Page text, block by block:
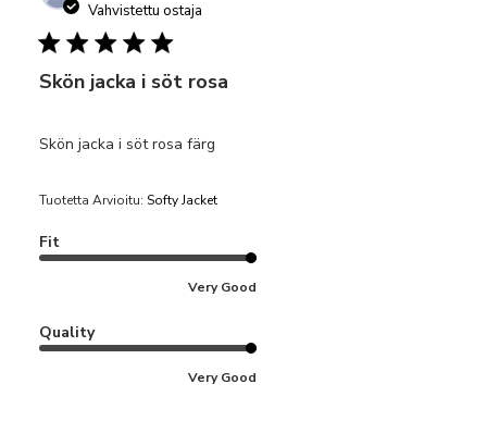
Vahvistettu ostaja
Skön jacka i söt rosa
Skön jacka i söt rosa färg
Tuotetta Arvioitu: Softy Jacket
Fit
Very Good
Quality
Very Good